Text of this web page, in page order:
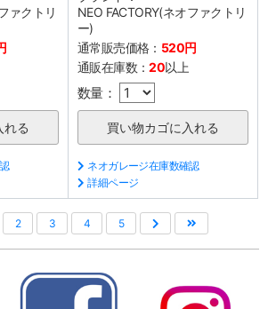
ァクトリ
NEO FACTORY(ネオファクトリ
ー)
通常販売価格： 520円
通販在庫数：20以上
数量：
ネオガレージ在庫数確認
詳細ページ
2 3 4 5